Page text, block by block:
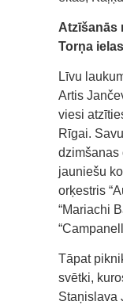
Atzīšanās
Torņa
Līvu
Artis
viesi
Rīgai.
dzimšanas
jauniešu
orķestris
“Mariachi
Tāpat
svētki,
Staņislava